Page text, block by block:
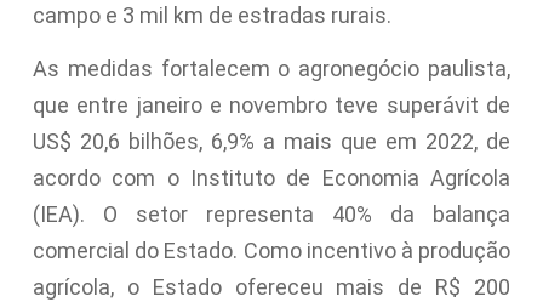
campo e 3 mil km de estradas rurais.
As medidas fortalecem o agronegócio paulista,
que entre janeiro e novembro teve superávit de
US$ 20,6 bilhões, 6,9% a mais que em 2022, de
acordo com o Instituto de Economia Agrícola
(IEA). O setor representa 40% da balança
comercial do Estado. Como incentivo à produção
agrícola, o Estado ofereceu mais de R$ 200